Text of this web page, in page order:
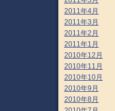
2011年4月
2011年3月
2011年2月
2011年1月
2010年12月
2010年11月
2010年10月
2010年9月
2010年8月